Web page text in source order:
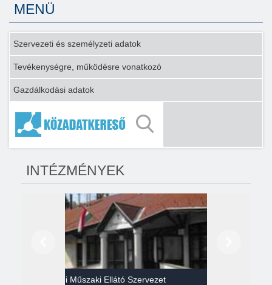
MENÜ
Szervezeti és személyzeti adatok
Tevékenységre, működésre vonatkozó
Gazdálkodási adatok
INTÉZMÉNYEK
Gazdasági Műszaki Ellátó Szervezet